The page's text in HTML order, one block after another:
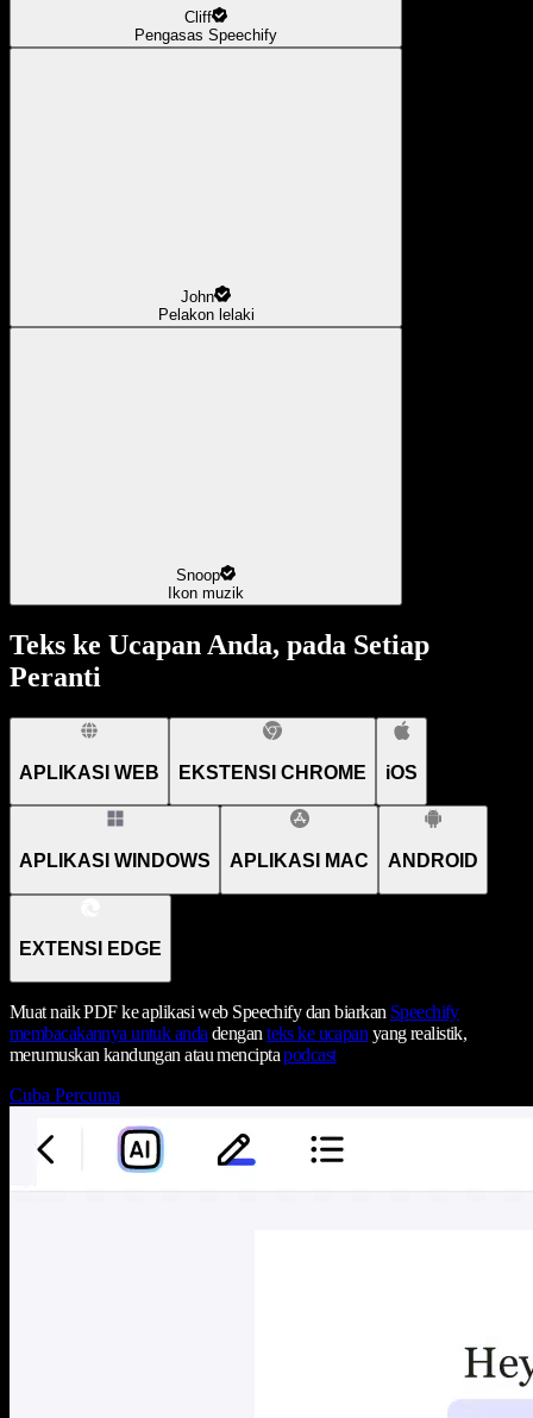
Cliff
Pengasas Speechify
John
Pelakon lelaki
Snoop
Ikon muzik
Teks ke Ucapan Anda, pada Setiap
Peranti
APLIKASI WEB EKSTENSI CHROME iOS
APLIKASI WINDOWS APLIKASI MAC ANDROID
EXTENSI EDGE
Muat naik PDF ke aplikasi web Speechify dan biarkan Speechify
membacakannya untuk anda denganteks ke ucapan yang realistik,
merumuskan kandungan atau menciptapodcast
Cuba Percuma